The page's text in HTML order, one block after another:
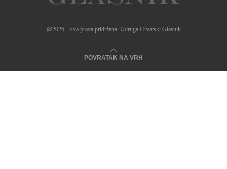
@2026 - Sva prava pridržana. Udruga Hrvatski Glasnik
POVRATAK NA VRH